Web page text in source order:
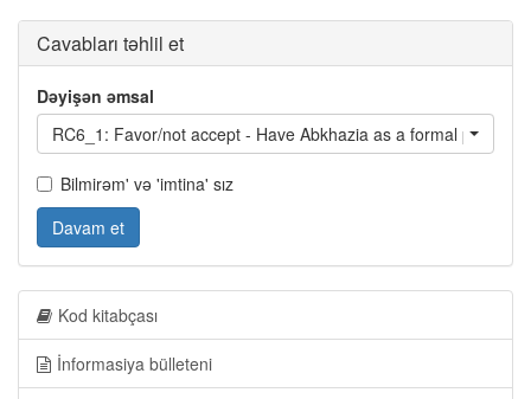
Cavabları təhlil et
Dəyişən əmsal
RC6_1: Favor/not accept - Have Abkhazia as a formal part of
Bilmirəm' və 'imtina' sız
Davam et
Kod kitabçası
İnformasiya bülleteni